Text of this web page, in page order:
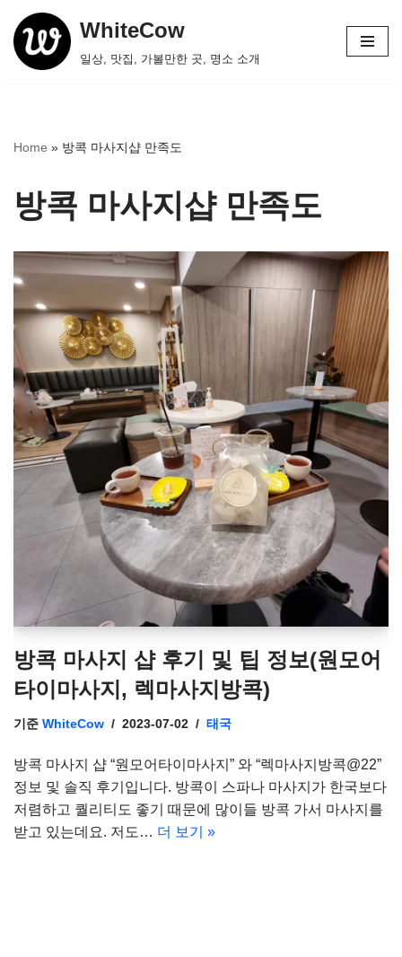
콘
텐
기
WhiteCow
일상, 맛집, 가볼만한 곳, 명소 소개
Home » 방콕 마사지샵 만족도
방콕 마사지샵 만족도
방콕 마사지 샵 후기 및 팁 정보(원모어
타이마사지, 렉마사지방콕)
기준 WhiteCow 2023-07-02 태국
방콕 마사지 샵 “원모어타이마사지” 와 “렉마사지방콕@22”
정보 및 솔직 후기입니다. 방콕이 스파나 마사지가 한국보다
저렴하고 퀄리티도 좋기 때문에 많이들 방콕 가서 마사지를
받고 있는데요. 저도… 더 보기 »